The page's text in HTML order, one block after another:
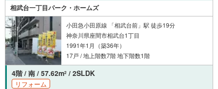
相武台一丁目パーク・ホームズ
小田急小田原線 「相武台前」駅 徒歩19分
神奈川県座間市相武台1丁目
1991年1月（築36年）
17戸 / 地上階数7階 地下階数1階
4階 / 南 / 57.62m2 / 2SLDK
リフォーム